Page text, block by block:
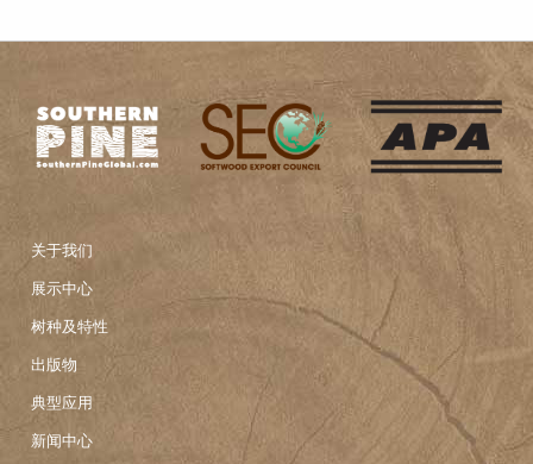
关于我们
展示中心
树种及特性
出版物
典型应用
新闻中心